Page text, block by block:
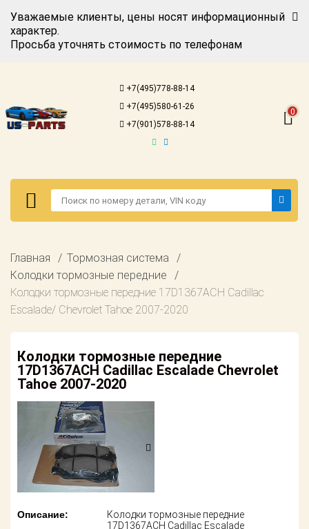
Уважаемые клиенты, цены носят информационный
характер.
Просьба уточнять стоимость по телефонам
+7(495)778-88-14
+7(495)580-61-26
+7(901)578-88-14
0
Авторизация
американских
автомобилей
запросу
техобслуживание
Доставка
Оплата
Возврат
Поставщикам
Партнерство и
сотрудничество
Новости
Как оформить
заказ
Регистрация
Каталог для
американских
Онлайн каталоги
- любые
запчасти
Подбор по
Детали для ТО
Ремонт и
Главная
Тормозная система
Колодки тормозные передние
Колодки тормозные передние 17D1367ACH Cadillac
Escalade/ Chevrolet Tahoe 2007-2020
Колодки тормозные передние
17D1367ACH Cadillac Escalade Chevrolet
Tahoe 2007-2020
Описание:
Колодки тормозные передние
17D1367ACH Cadillac Escalade